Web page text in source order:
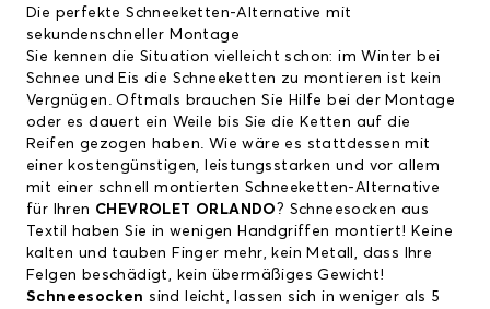
Die perfekte Schneeketten-Alternative mit
sekundenschneller Montage
Sie kennen die Situation vielleicht schon: im Winter bei
Schnee und Eis die Schneeketten zu montieren ist kein
Vergnügen. Oftmals brauchen Sie Hilfe bei der Montage
oder es dauert ein Weile bis Sie die Ketten auf die
Reifen gezogen haben. Wie wäre es stattdessen mit
einer kostengünstigen, leistungsstarken und vor allem
mit einer schnell montierten Schneeketten-Alternative
für Ihren CHEVROLET ORLANDO? Schneesocken aus
Textil haben Sie in wenigen Handgriffen montiert! Keine
kalten und tauben Finger mehr, kein Metall, dass Ihre
Felgen beschädigt, kein übermäßiges Gewicht!
Schneesocken sind leicht, lassen sich in weniger als 5